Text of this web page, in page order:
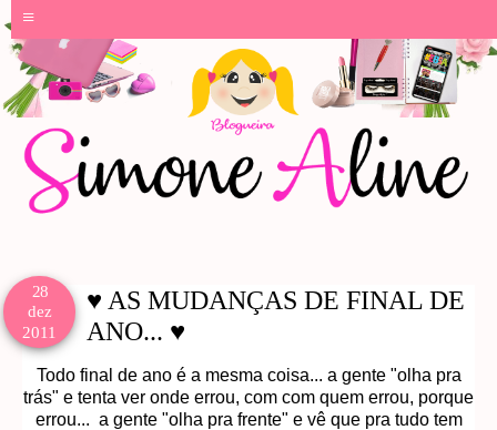
≡
28
dez
2011
♥ AS MUDANÇAS DE FINAL DE
ANO... ♥
Todo final de ano é a mesma coisa... a gente "olha pra
trás" e tenta ver onde errou, com com quem errou, porque
errou... a gente "olha pra frente" e vê que pra tudo tem